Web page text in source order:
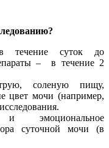
течение суток до
– в течение 2
соленую пищу,
цвет мочи (например,
эмоциональное
суточной мочи (в